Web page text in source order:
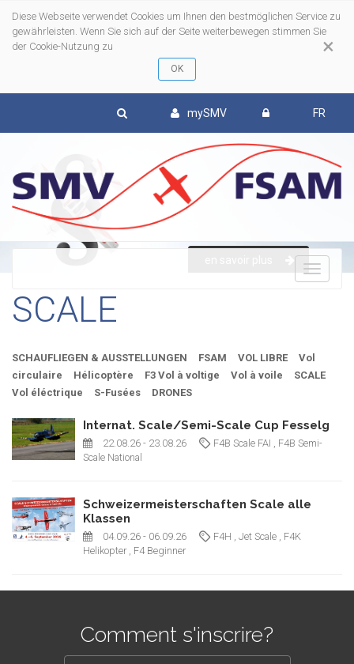
×
Diese Webseite verwendet Cookies um Ihnen den bestmöglichen Service zu
gewährleisten. Wenn Sie sich auf der Seite weiterbewegen stimmen Sie
der Cookie-Nutzung zu
mySMV FR
SCALE
SCHAUFLIEGEN & AUSSTELLUNGEN FSAM VOL LIBRE
Vol
circulaire
Hélicoptère F3 Vol à voltige Vol à voile
SCALE
Vol éléctrique
S-Fusées DRONES
Internat. Scale/Semi-Scale Cup Fesselg
22.08.26 - 23.08.26 F4B Scale FAI , F4B Semi-
Scale National
Schweizermeisterschaften Scale alle
Klassen
04.09.26 - 06.09.26 F4H , Jet Scale , F4K
Helikopter , F4 Beginner
Comment s'inscrire?